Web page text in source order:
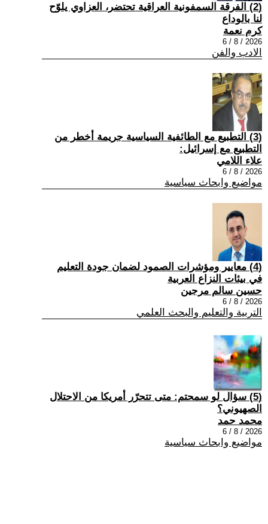
(2) الفرقة السمفونية العراقية تحتضر، العزاوي يلوّح
لنا بالوداع
كرم نعمة
2026 / 8 / 6
الادب والفن
(3) التطبيع مع الطائفية السياسية جريمة أخطر من
التطبيع مع إسرائيل:
علاء اللامي
2026 / 8 / 6
مواضيع وابحاث سياسية
(4) معايير ومؤشرات الصمود لضمان جودة التعليم
في بيئات النزاع العربية
حسين سالم مرجين
2026 / 8 / 6
التربية والتعليم والبحث العلمي
(5) سؤال لو سمحتم: متى تتحرّر أمريكا من الاحتلال
الصهيوني؟
محمد حمد
2026 / 8 / 6
مواضيع وابحاث سياسية